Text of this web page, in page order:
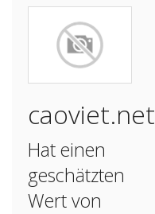
caoviet.net
Hat einen
geschätzten
Wert von